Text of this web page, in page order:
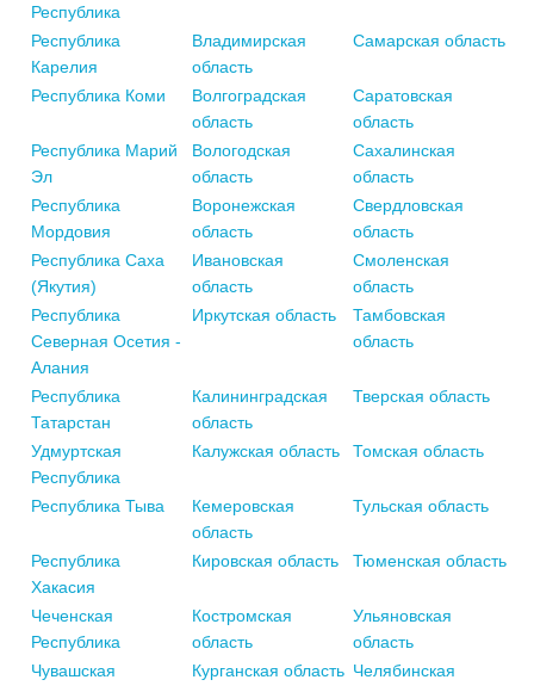
Республика
Республика
Карелия
Владимирская
область
Самарская область
Республика Коми
Волгоградская
область
Саратовская
область
Республика Марий
Эл
Вологодская
область
Сахалинская
область
Республика
Мордовия
Воронежская
область
Свердловская
область
Республика Саха
(Якутия)
Ивановская
область
Смоленская
область
Республика
Северная Осетия -
Алания
Иркутская область
Тамбовская
область
Республика
Татарстан
Калининградская
область
Тверская область
Удмуртская
Республика
Калужская область Томская область
Республика Тыва
Кемеровская
область
Тульская область
Республика
Хакасия
Кировская область Тюменская область
Чеченская
Республика
Костромская
область
Ульяновская
область
Чувашская
Курганская область Челябинская